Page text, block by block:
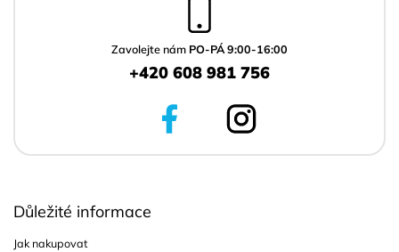
Zavolejte nám PO-PÁ 9:00-16:00
+420 608 981 756
Důležité informace
Jak nakupovat